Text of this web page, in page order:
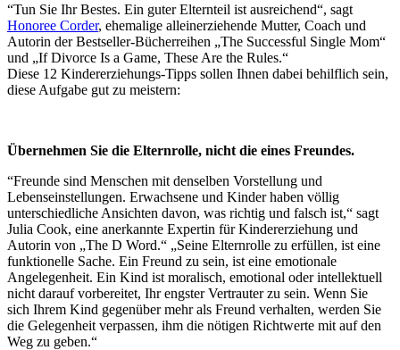
“Tun Sie Ihr Bestes. Ein guter Elternteil ist ausreichend“, sagt
Honoree Corder, ehemalige alleinerziehende Mutter, Coach und
Autorin der Bestseller-Bücherreihen „The Successful Single Mom“
und „If Divorce Is a Game, These Are the Rules.“
Diese 12 Kindererziehungs-Tipps sollen Ihnen dabei behilflich sein,
diese Aufgabe gut zu meistern:
Übernehmen Sie die Elternrolle, nicht die eines Freundes.
“Freunde sind Menschen mit denselben Vorstellung und
Lebenseinstellungen. Erwachsene und Kinder haben völlig
unterschiedliche Ansichten davon, was richtig und falsch ist,“ sagt
Julia Cook, eine anerkannte Expertin für Kindererziehung und
Autorin von „The D Word.“ „Seine Elternrolle zu erfüllen, ist eine
funktionelle Sache. Ein Freund zu sein, ist eine emotionale
Angelegenheit. Ein Kind ist moralisch, emotional oder intellektuell
nicht darauf vorbereitet, Ihr engster Vertrauter zu sein. Wenn Sie
sich Ihrem Kind gegenüber mehr als Freund verhalten, werden Sie
die Gelegenheit verpassen, ihm die nötigen Richtwerte mit auf den
Weg zu geben.“